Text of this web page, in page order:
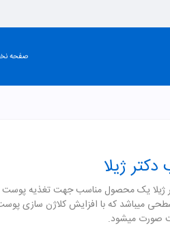
صفحه
ژیلا
ژیلا یک محصول مناسب جهت تغذیه پوست
میباشد که با افزایش کلاژن سازی
صورت میشود.